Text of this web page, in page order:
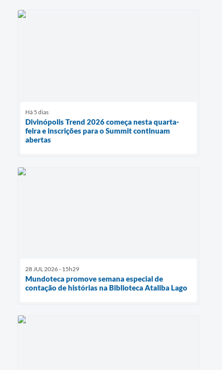
Há 5 dias
Divinópolis Trend 2026 começa nesta quarta-
feira e inscrições para o Summit continuam
abertas
28 JUL 2026 - 15h29
Mundoteca promove semana especial de
contação de histórias na Biblioteca Ataliba Lago